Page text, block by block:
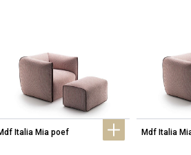
Italia Mia poef Mdf Italia